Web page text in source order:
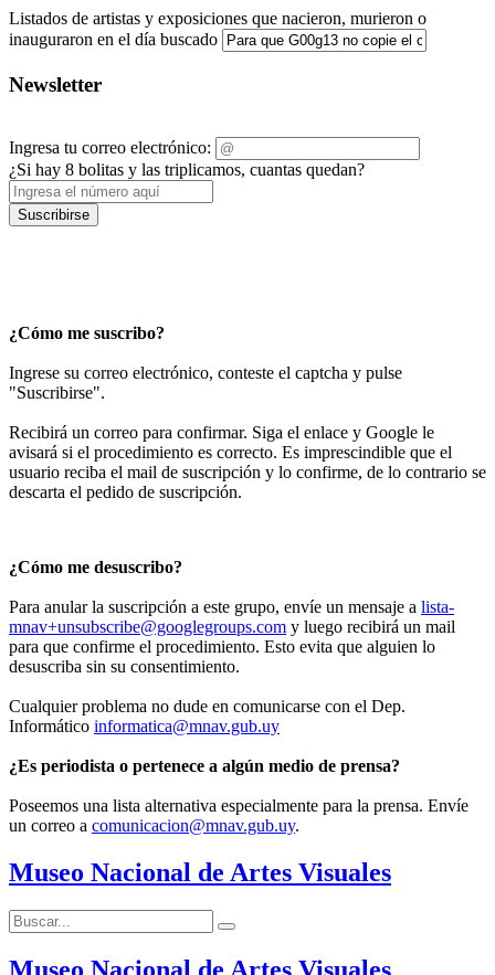
Listados de artistas y exposiciones que nacieron, murieron o
inauguraron en el día buscado
Newsletter
Ingresa tu correo electrónico:
¿Si hay 8 bolitas y las triplicamos, cuantas quedan?
Suscribirse
¿Cómo me suscribo?
Ingrese su correo electrónico, conteste el captcha y pulse
"Suscribirse".
Recibirá un correo para confirmar. Siga el enlace y Google le
avisará si el procedimiento es correcto. Es imprescindible que el
usuario reciba el mail de suscripción y lo confirme, de lo contrario se
descarta el pedido de suscripción.
¿Cómo me desuscribo?
Para anular la suscripción a este grupo, envíe un mensaje a lista-
mnav+unsubscribe@googlegroups.com y luego recibirá un mail
para que confirme el procedimiento. Esto evita que alguien lo
desuscriba sin su consentimiento.
Cualquier problema no dude en comunicarse con el Dep.
Informático informatica@mnav.gub.uy
¿Es periodista o pertenece a algún medio de prensa?
Poseemos una lista alternativa especialmente para la prensa. Envíe
un correo a comunicacion@mnav.gub.uy.
Museo Nacional de Artes Visuales
Buscar:
Buscar